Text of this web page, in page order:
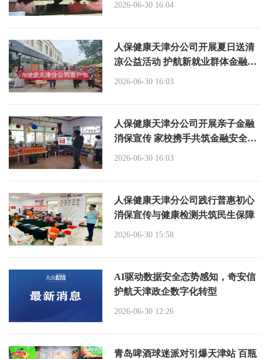
2026-06-30 16:04
人保健康天津分公司开展夏日送清
凉公益活动 护航新就业群体金融安
全
2026-06-30 16:03
人保健康天津分公司开展亲子金融
消保宣传 家校携手共筑金融安全防
线
2026-06-30 16:03
人保健康天津分公司践行普惠初心
消保宣传与健康检测共筑民生保障
2026-06-30 15:58
AI驱动数据安全态势感知，奇安信
护航天津政企数字化转型
2026-06-30 12:26
青岛啤酒球迷派对引爆天津站 百瓶